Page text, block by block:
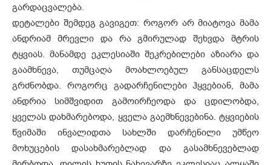
გარდაცვალება.
დეტალები შემდეგ გავიგეთ: როგორ არ მიატოვა მამა
ანდრიამ მრევლი და რა გმირულად შეხვდა მტრის
ტყვიას. მანამდე ეკლესიაში შეკრებილები აზიარა და
გაამხნევა, თუმცაღა მოახლოებულ განსაცდელს
გრძნობდა. როგორც გადარჩენილები ჰყვებიან, მამა
ანდრია სიმშვიდით გამოირჩეოდა და ცდილობდა,
ყველას დახმარებოდა, ყველა გაემხნევებინა. ტყვიების
წვიმაში ინვალიდთა სახლში დარჩენილი უმწეო
მოხუცების დასახმარებლად და გასამხნევებლად